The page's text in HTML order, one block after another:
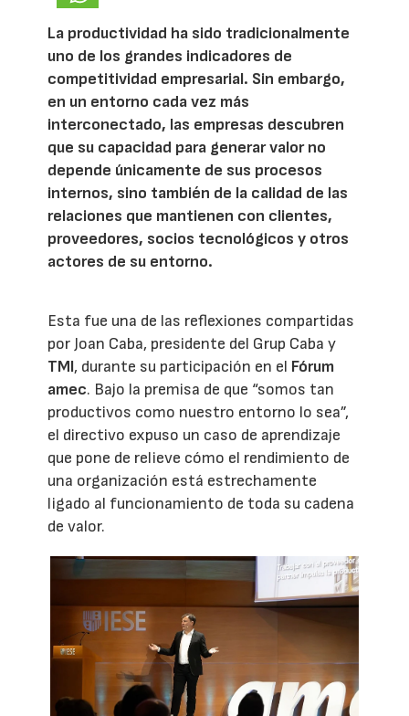
La productividad ha sido tradicionalmente
uno de los grandes indicadores de
competitividad empresarial. Sin embargo,
en un entorno cada vez más
interconectado, las empresas descubren
que su capacidad para generar valor no
depende únicamente de sus procesos
internos, sino también de la calidad de las
relaciones que mantienen con clientes,
proveedores, socios tecnológicos y otros
actores de su entorno.
Esta fue una de las reflexiones compartidas
por Joan Caba, presidente del Grup Caba y
TMI, durante su participación en el Fórum
amec. Bajo la premisa de que “somos tan
productivos como nuestro entorno lo sea”,
el directivo expuso un caso de aprendizaje
que pone de relieve cómo el rendimiento de
una organización está estrechamente
ligado al funcionamiento de toda su cadena
de valor.